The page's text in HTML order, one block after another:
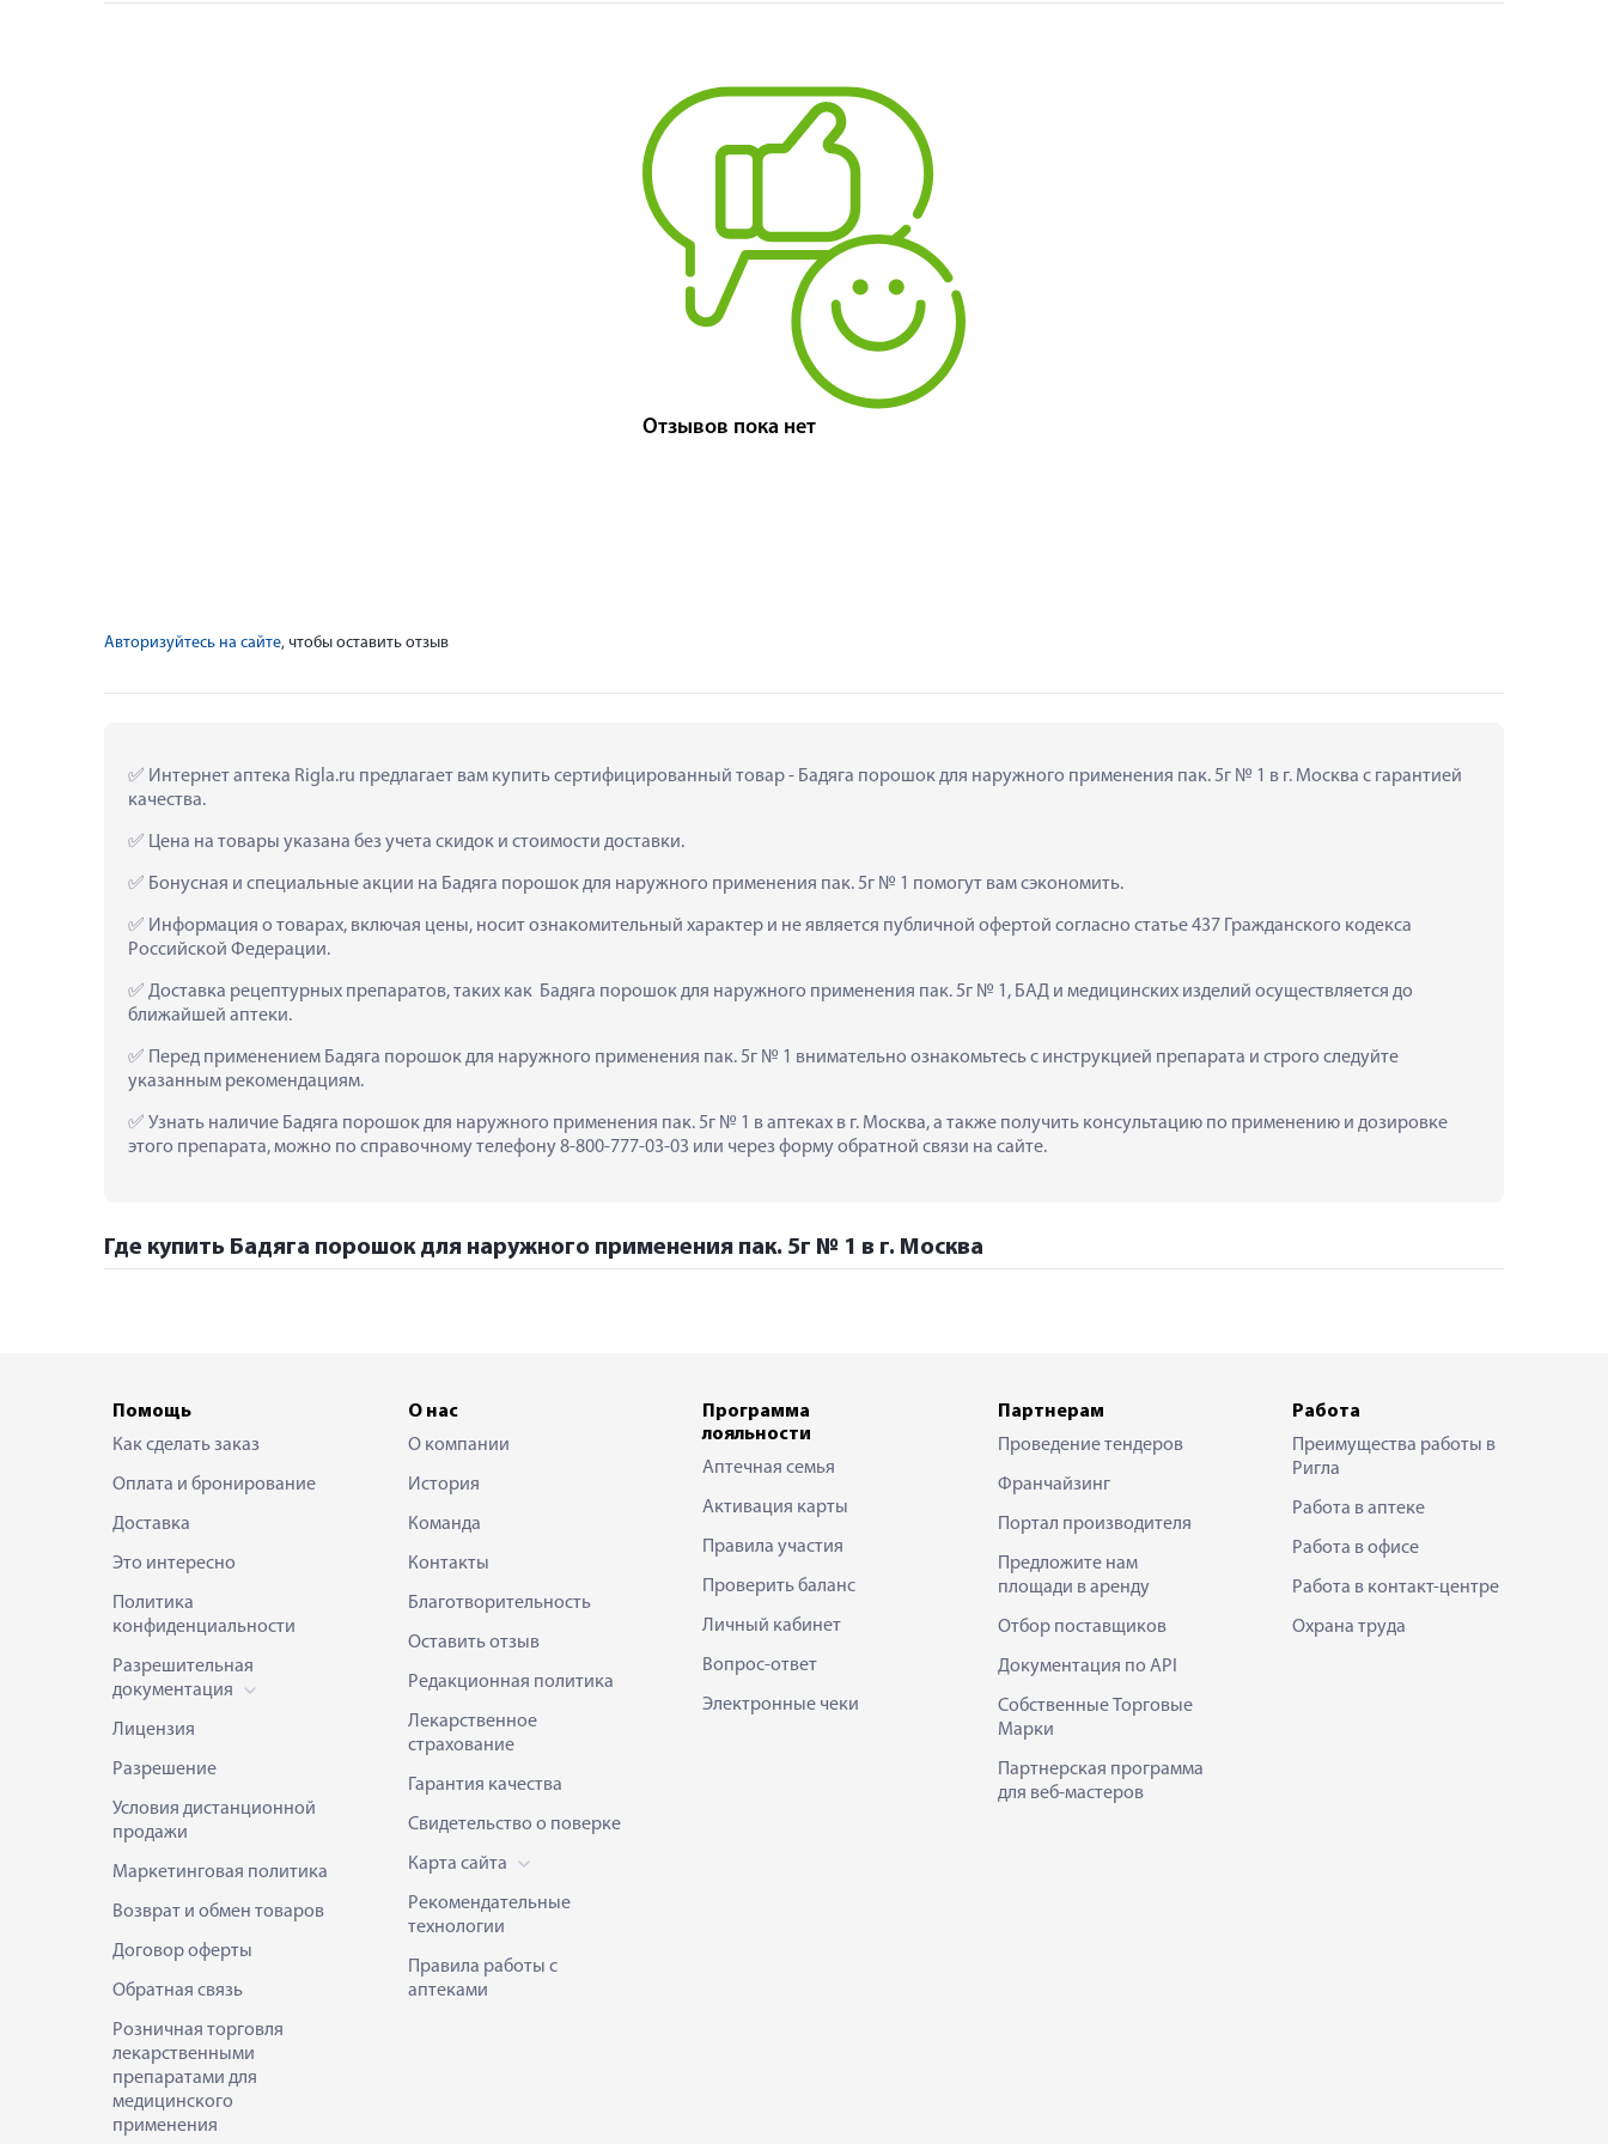
Отзывов пока нет
Авторизуйтесь на сайте, чтобы оставить отзыв
Интернет аптека Rigla.ru предлагает вам купить сертифицированный товар - Бадяга порошок для наружного применения пак. 5г № 1 в г. Москва с гарантией
качества.
Цена на товары указана без учета скидок и стоимости доставки.
Бонусная и специальные акции на Бадяга порошок для наружного применения пак. 5г № 1 помогут вам сэкономить.
Информация о товарах, включая цены, носит ознакомительный характер и не является публичной офертой согласно статье 437 Гражданского кодекса
Российской Федерации.
Доставка рецептурных препаратов, таких как  Бадяга порошок для наружного применения пак. 5г № 1, БАД и медицинских изделий осуществляется до
ближайшей аптеки.
Перед применением Бадяга порошок для наружного применения пак. 5г № 1 внимательно ознакомьтесь с инструкцией препарата и строго следуйте
указанным рекомендациям.
Узнать наличие Бадяга порошок для наружного применения пак. 5г № 1 в аптеках в г. Москва, а также получить консультацию по применению и дозировке
этого препарата, можно по справочному телефону 8-800-777-03-03 или через форму обратной связи на сайте.
Где купить Бадяга порошок для наружного применения пак. 5г № 1 в г. Москва
Помощь
Как сделать заказ
Оплата и бронирование
Доставка
Это интересно
Политика
конфиденциальности
Разрешительная
документация
Лицензия
Разрешение
Условия дистанционной
продажи
Маркетинговая политика
Возврат и обмен товаров
Договор оферты
Обратная связь
Розничная торговля
лекарственными
препаратами для
медицинского
применения
О нас
О компании
История
Команда
Контакты
Благотворительность
Оставить отзыв
Редакционная политика
Лекарственное
страхование
Гарантия качества
Свидетельство о поверке
Карта сайта
Рекомендательные
технологии
Правила работы с
аптеками
Программа
лояльности
Аптечная семья
Активация карты
Правила участия
Проверить баланс
Личный кабинет
Вопрос-ответ
Электронные чеки
Партнерам
Проведение тендеров
Франчайзинг
Портал производителя
Предложите нам
площади в аренду
Отбор поставщиков
Документация по API
Собственные Торговые
Марки
Партнерская программа
для веб-мастеров
Работа
Преимущества работы в
Ригла
Работа в аптеке
Работа в офисе
Работа в контакт-центре
Охрана труда